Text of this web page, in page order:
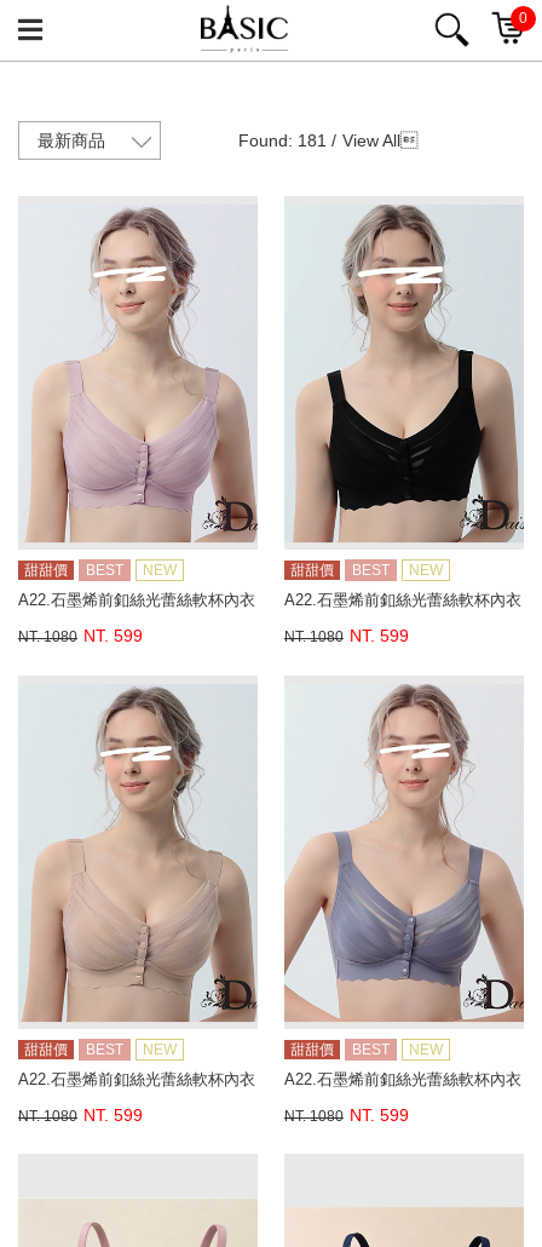
0
Found: 181 / View All
甜甜價 BEST NEW
A22.石墨烯前釦絲光蕾絲軟杯內衣
NT. 1080 NT. 599
甜甜價 BEST NEW
A22.石墨烯前釦絲光蕾絲軟杯內衣
NT. 1080 NT. 599
甜甜價 BEST NEW
A22.石墨烯前釦絲光蕾絲軟杯內衣
NT. 1080 NT. 599
甜甜價 BEST NEW
A22.石墨烯前釦絲光蕾絲軟杯內衣
NT. 1080 NT. 599